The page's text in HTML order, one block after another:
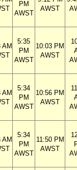
PM
AWST
AWST
AM
5:35
PM
AWST
10:03 PM
AWST
AM
5:34
PM
AWST
10:56 PM
AWST
AM
5:34
PM
AWST
11:50 PM
AWST